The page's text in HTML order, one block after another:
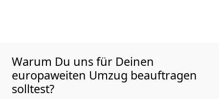
Warum Du uns für Deinen
europaweiten Umzug beauftragen
solltest?